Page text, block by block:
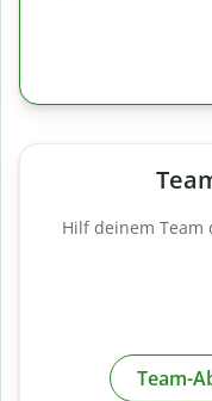
Hilf deinem Team
Team-